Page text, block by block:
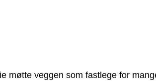
møtte veggen som fastlege for